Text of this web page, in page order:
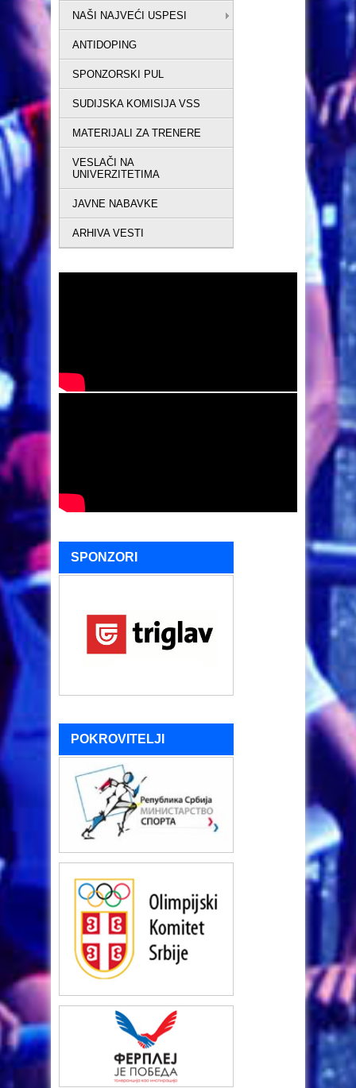
NAŠI NAJVEĆI USPESI
ANTIDOPING
SPONZORSKI PUL
SUDIJSKA KOMISIJA VSS
MATERIJALI ZA TRENERE
VESLAČI NA
UNIVERZITETIMA
JAVNE NABAVKE
ARHIVA VESTI
SPONZORI
POKROVITELJI